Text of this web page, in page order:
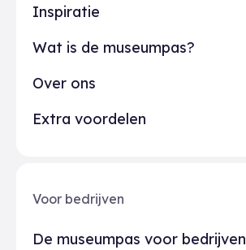
Inspiratie
Wat is de museumpas?
Over ons
Extra voordelen
Voor bedrijven
De museumpas voor bedrijven